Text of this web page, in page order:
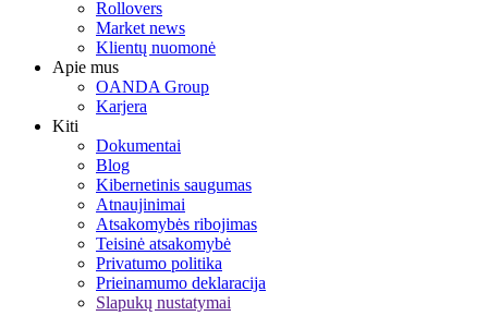
Rollovers
Market news
Klientų nuomonė
Apie mus
OANDA Group
Karjera
Kiti
Dokumentai
Blog
Kibernetinis saugumas
Atnaujinimai
Atsakomybės ribojimas
Teisinė atsakomybė
Privatumo politika
Prieinamumo deklaracija
Slapukų nustatymai